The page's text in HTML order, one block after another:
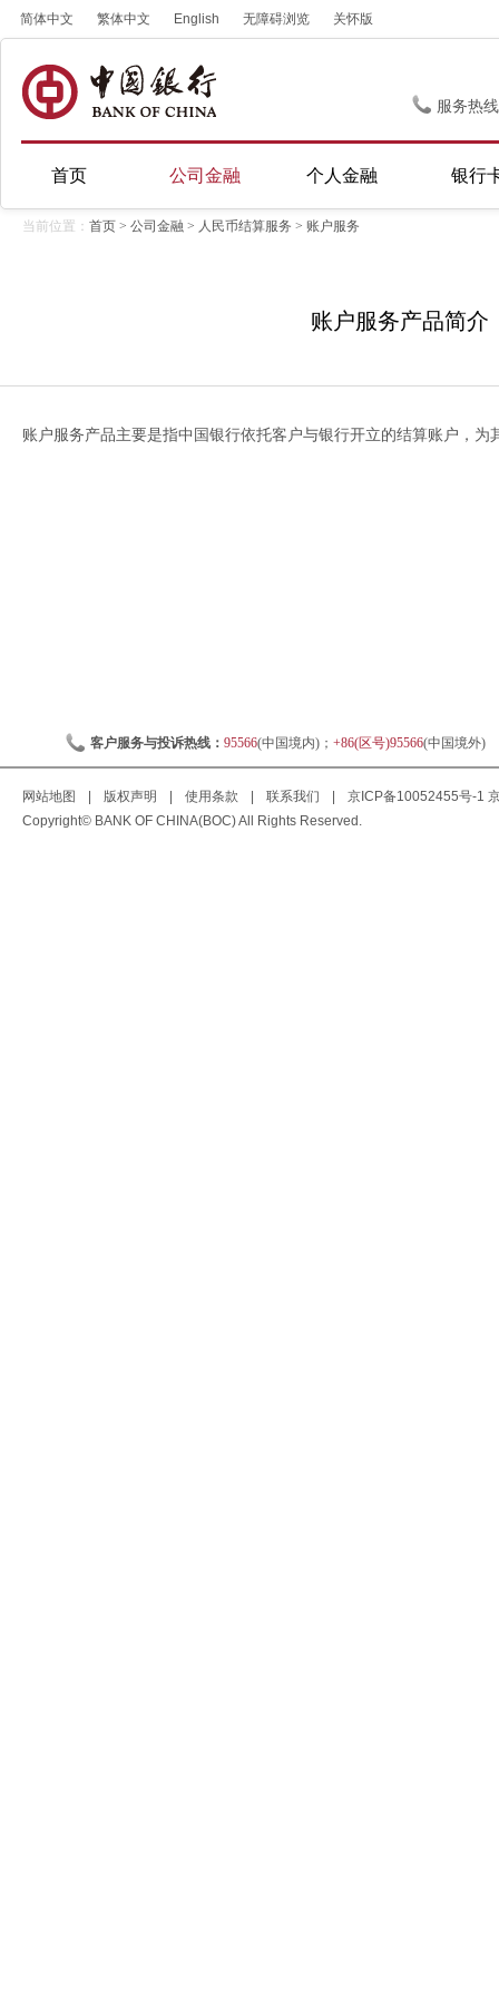
简体中文 繁体中文 English 无障碍浏览 关怀版
服务热
首页 公司金融 个人金融 银行
当前位置： 首页 > 公司金融 > 人民币结算服务 > 账户服务
账户服务产品简介
账户服务产品主要是指中国银行依托客户与银行开立的结算账户，为
客户服务与投诉热线： 95566(中国境内)； +86(区号)95566(中国境外)
网站地图 版权声明 使用条款 联系我们 京ICP备10052455号-1
Copyright© BANK OF CHINA(BOC) All Rights Reserved.